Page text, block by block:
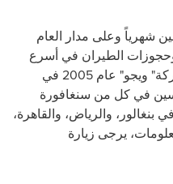
شهرياً وعلى مدار العام
الطيران في أسرع
وقت وفي مكان واحد. تأسّست شركة" ويجو" عام 2005 في
في كل من سنغافورة
بنغالور، والرياض، والقاهرة،
يرجى زيارة